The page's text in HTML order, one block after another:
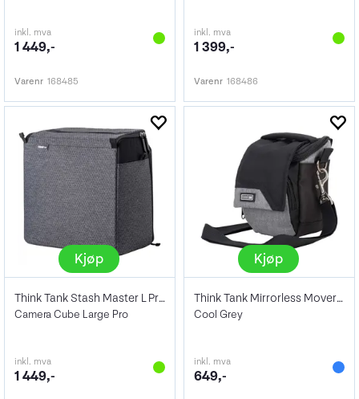
inkl. mva
1 449,-
Varenr 168485
inkl. mva
1 399,-
Varenr 168486
Kjøp
Think Tank Stash Master L Pro
Camera Cube Large Pro
inkl. mva
1 449,-
Kjøp
Think Tank Mirrorless Mover 5 V2
Cool Grey
inkl. mva
649,-